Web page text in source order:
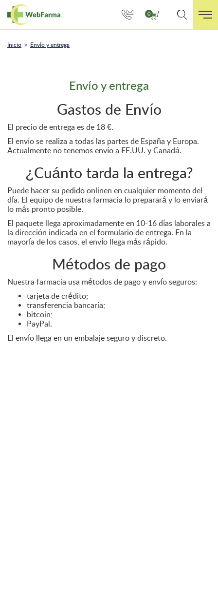
0
Inicio > Envío y entrega
Envío y entrega
Gastos de Envío
El precio de entrega es de 18 €.
El envío se realiza a todas las partes de España y Europa.
Actualmente no tenemos envío a EE.UU. y Canadá.
¿Cuánto tarda la entrega?
Puede hacer su pedido onlinen en cualquier momento del
día. El equipo de nuestra farmacia lo preparará y lo enviará
lo más pronto posible.
El paquete llega aproximadamente en 10-16 días laborales a
la dirección indicada en el formulario de entrega. En la
mayoría de los casos, el envío llega más rápido.
Métodos de pago
Nuestra farmacia usa métodos de pago y envío seguros:
tarjeta de crédito;
transferencia bancaria;
bitcoin;
PayPal.
El envío llega en un embalaje seguro y discreto.